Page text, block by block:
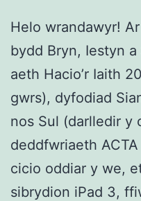
Helo wrandawyr!
bydd Bryn, Iestyn
aeth Hacio’r Iaith
gwrs), dyfodiad
nos Sul (darlledir y
deddfwriaeth
cicio oddiar y we,
sibrydion iPad 3,